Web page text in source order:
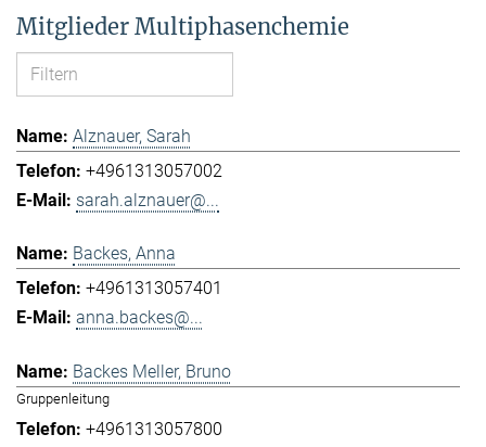
Mitglieder Multiphasenchemie
Alznauer, Sarah
+4961313057002
sarah.alznauer@...
Backes, Anna
+4961313057401
anna.backes@...
Backes Meller, Bruno
Gruppenleitung
+4961313057800